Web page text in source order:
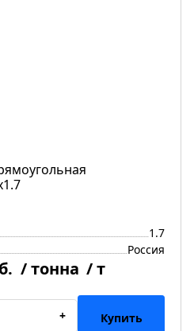
1.7
Россия
/ тонна / т
+ Купить